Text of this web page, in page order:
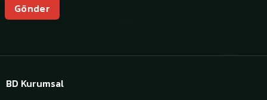
Gönder
BD Kurumsal